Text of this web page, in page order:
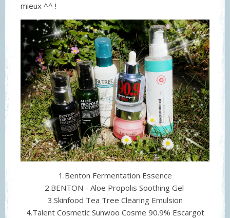
mieux ^^ !
1.Benton Fermentation Essence
2.BENTON - Aloe Propolis Soothing Gel
3.Skinfood Tea Tree Clearing Emulsion
4.Talent Cosmetic Sunwoo Cosme 90.9% Escargot